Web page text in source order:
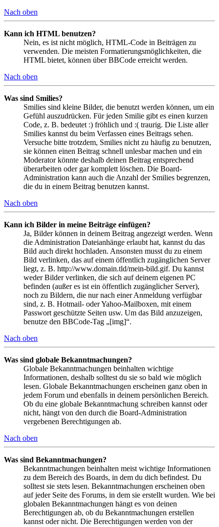
Nach oben
Kann ich HTML benutzen?
Nein, es ist nicht möglich, HTML-Code in Beiträgen zu
verwenden. Die meisten Formatierungsmöglichkeiten, die
HTML bietet, können über BBCode erreicht werden.
Nach oben
Was sind Smilies?
Smilies sind kleine Bilder, die benutzt werden können, um ein
Gefühl auszudrücken. Für jeden Smilie gibt es einen kurzen
Code, z. B. bedeutet :) fröhlich und :( traurig. Die Liste aller
Smilies kannst du beim Verfassen eines Beitrags sehen.
Versuche bitte trotzdem, Smilies nicht zu häufig zu benutzen,
sie können einen Beitrag schnell unlesbar machen und ein
Moderator könnte deshalb deinen Beitrag entsprechend
überarbeiten oder gar komplett löschen. Die Board-
Administration kann auch die Anzahl der Smilies begrenzen,
die du in einem Beitrag benutzen kannst.
Nach oben
Kann ich Bilder in meine Beiträge einfügen?
Ja, Bilder können in deinem Beitrag angezeigt werden. Wenn
die Administration Dateianhänge erlaubt hat, kannst du das
Bild auch direkt hochladen. Ansonsten musst du zu einem
Bild verlinken, das auf einem öffentlich zugänglichen Server
liegt, z. B. http://www.domain.tld/mein-bild.gif. Du kannst
weder Bilder verlinken, die sich auf deinem eigenen PC
befinden (außer es ist ein öffentlich zugänglicher Server),
noch zu Bildern, die nur nach einer Anmeldung verfügbar
sind, z. B. Hotmail- oder Yahoo-Mailboxen, mit einem
Passwort geschützte Seiten usw. Um das Bild anzuzeigen,
benutze den BBCode-Tag „[img]“.
Nach oben
Was sind globale Bekanntmachungen?
Globale Bekanntmachungen beinhalten wichtige
Informationen, deshalb solltest du sie so bald wie möglich
lesen. Globale Bekanntmachungen erscheinen ganz oben in
jedem Forum und ebenfalls in deinem persönlichen Bereich.
Ob du eine globale Bekanntmachung schreiben kannst oder
nicht, hängt von den durch die Board-Administration
vergebenen Berechtigungen ab.
Nach oben
Was sind Bekanntmachungen?
Bekanntmachungen beinhalten meist wichtige Informationen
zu dem Bereich des Boards, in dem du dich befindest. Du
solltest sie stets lesen. Bekanntmachungen erscheinen oben
auf jeder Seite des Forums, in dem sie erstellt wurden. Wie bei
globalen Bekanntmachungen hängt es von deinen
Berechtigungen ab, ob du Bekanntmachungen erstellen
kannst oder nicht. Die Berechtigungen werden von der